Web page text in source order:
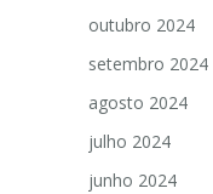
outubro 2024
setembro 2024
agosto 2024
julho 2024
junho 2024